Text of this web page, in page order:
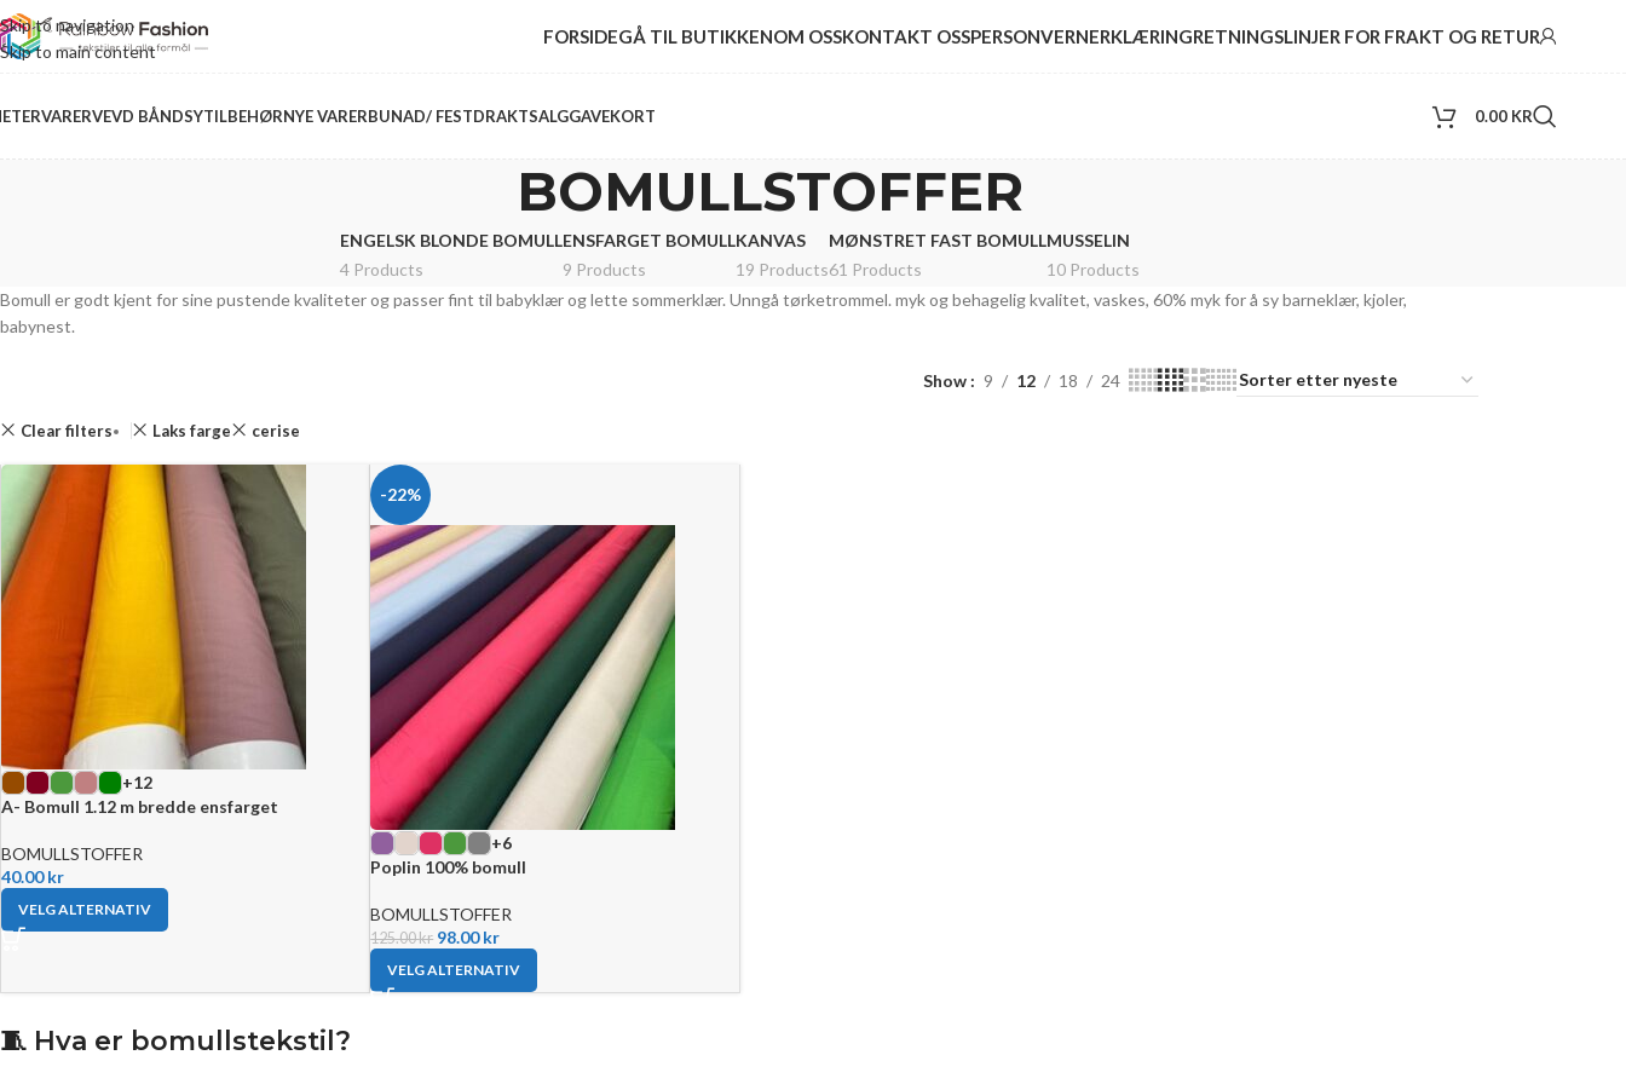
Skip to navigation
Skip to main content
FORSIDEGÅ TIL BUTIKKENOM OSSKONTAKT OSSPERSONVERNERKLÆRINGRETNINGSLINJER FOR FRAKT OG RETUR
VEVD BÅNDSYTILBEHØRNYE VARERBUNAD/ FESTDRAKTSALGGAVEKORT 0.00 KR
BOMULLSTOFFER
ENGELSK BLONDE BOMULL
4 Products
ENSFARGET BOMULL
9 Products
KANVAS
19 Products
MØNSTRET FAST BOMULL
61 Products
MUSSELIN
10 Products
Bomull er godt kjent for sine pustende kvaliteter og passer fint til babyklær og lette sommerklær. Unngå tørketrommel. myk og behagelig kvalitet, vaskes, 60% myk for å sy barneklær, kjoler,
babynest.
Show 9 12 18 24
Clear filters Laks farge cerise
+12
A- Bomull 1.12 m bredde ensfarget
BOMULLSTOFFER
40.00kr
VELG ALTERNATIV
-22%
+6
Poplin 100% bomull
BOMULLSTOFFER
125.00kr 98.00kr
VELG ALTERNATIV
🧵 Hva er bomullstekstil?